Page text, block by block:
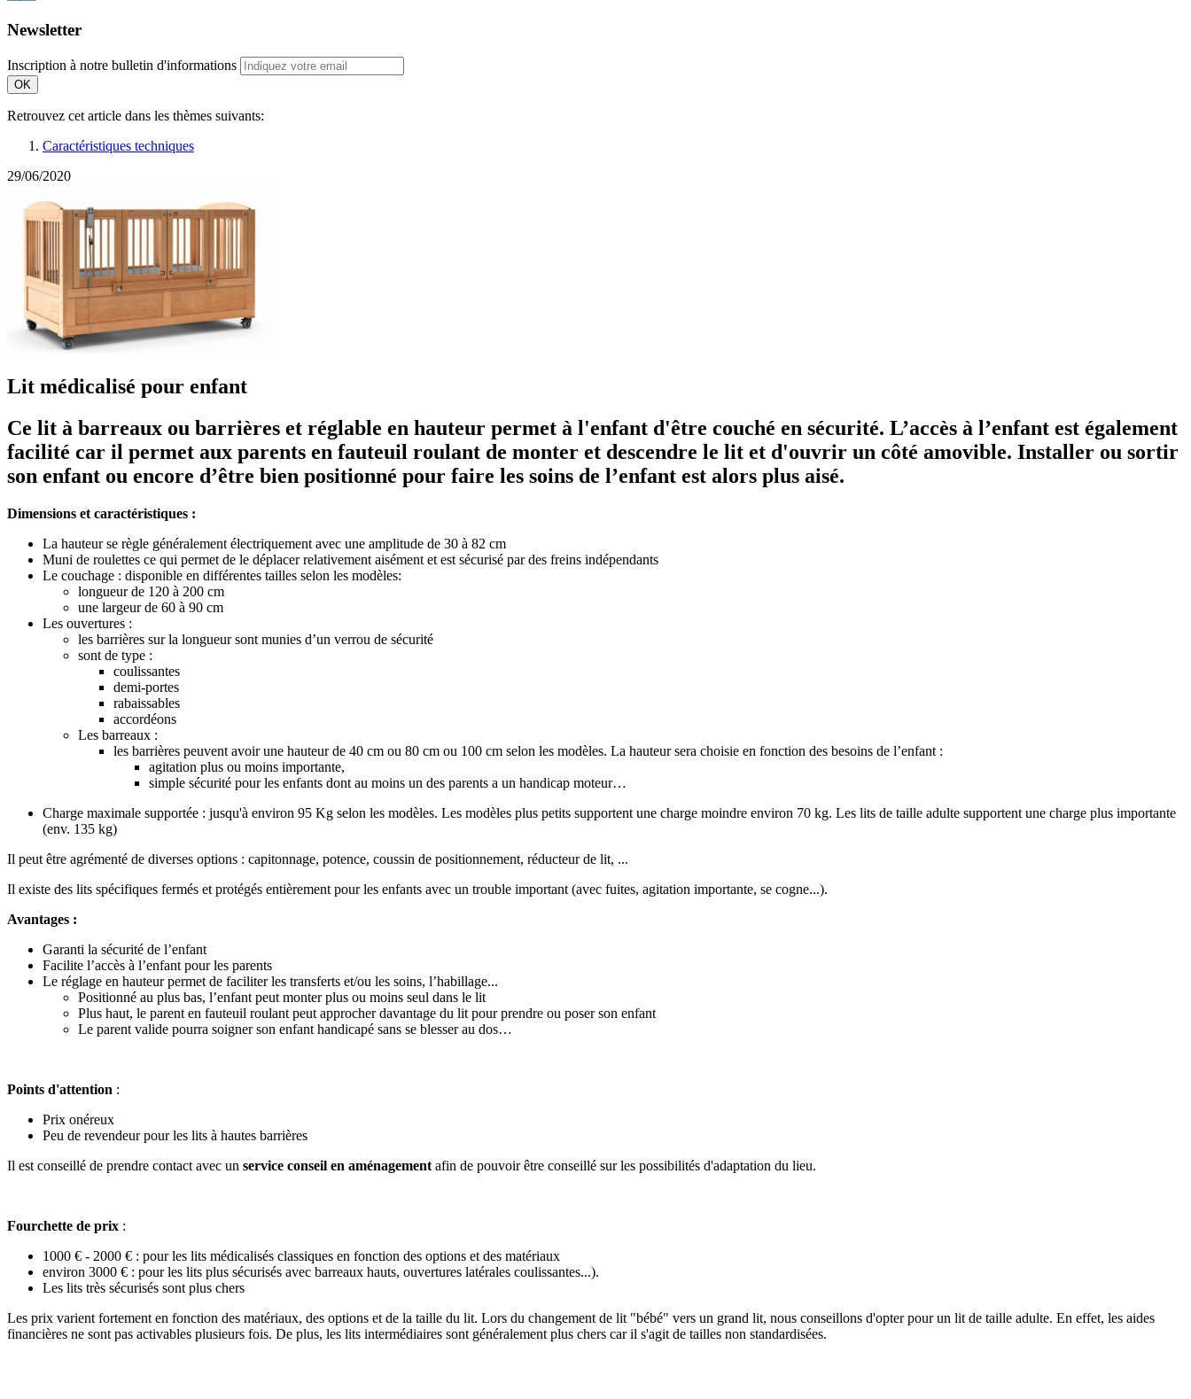
Newsletter
Inscription à notre bulletin d'informations
OK
Retrouvez cet article dans les thèmes suivants:
Caractéristiques techniques
29/06/2020
Lit médicalisé pour enfant
Ce lit à barreaux ou barrières et réglable en hauteur permet à l'enfant d'être couché en sécurité. L’accès à l’enfant est également
facilité car il permet aux parents en fauteuil roulant de monter et descendre le lit et d'ouvrir un côté amovible. Installer ou sortir
son enfant ou encore d’être bien positionné pour faire les soins de l’enfant est alors plus aisé.
Dimensions et caractéristiques :
La hauteur se règle généralement électriquement avec une amplitude de 30 à 82 cm
Muni de roulettes ce qui permet de le déplacer relativement aisément et est sécurisé par des freins indépendants
Le couchage : disponible en différentes tailles selon les modèles:
longueur de 120 à 200 cm
une largeur de 60 à 90 cm
Les ouvertures :
les barrières sur la longueur sont munies d’un verrou de sécurité
sont de type :
coulissantes
demi-portes
rabaissables
accordéons
Les barreaux :
les barrières peuvent avoir une hauteur de 40 cm ou 80 cm ou 100 cm selon les modèles. La hauteur sera choisie en fonction des besoins de l’enfant :
agitation plus ou moins importante,
simple sécurité pour les enfants dont au moins un des parents a un handicap moteur…
Charge maximale supportée : jusqu'à environ 95 Kg selon les modèles. Les modèles plus petits supportent une charge moindre environ 70 kg. Les lits de taille adulte supportent une charge plus importante
(env. 135 kg)
Il peut être agrémenté de diverses options : capitonnage, potence, coussin de positionnement, réducteur de lit, ...
Il existe des lits spécifiques fermés et protégés entièrement pour les enfants avec un trouble important (avec fuites, agitation importante, se cogne...).
Avantages :
Garanti la sécurité de l’enfant
Facilite l’accès à l’enfant pour les parents
Le réglage en hauteur permet de faciliter les transferts et/ou les soins, l’habillage...
Positionné au plus bas, l’enfant peut monter plus ou moins seul dans le lit
Plus haut, le parent en fauteuil roulant peut approcher davantage du lit pour prendre ou poser son enfant
Le parent valide pourra soigner son enfant handicapé sans se blesser au dos…
Points d'attention :
Prix onéreux
Peu de revendeur pour les lits à hautes barrières
Il est conseillé de prendre contact avec un service conseil en aménagement afin de pouvoir être conseillé sur les possibilités d'adaptation du lieu.
Fourchette de prix :
1000 € - 2000 € : pour les lits médicalisés classiques en fonction des options et des matériaux
environ 3000 € : pour les lits plus sécurisés avec barreaux hauts, ouvertures latérales coulissantes...).
Les lits très sécurisés sont plus chers
Les prix varient fortement en fonction des matériaux, des options et de la taille du lit. Lors du changement de lit "bébé" vers un grand lit, nous conseillons d'opter pour un lit de taille adulte. En effet, les aides
financières ne sont pas activables plusieurs fois. De plus, les lits intermédiaires sont généralement plus chers car il s'agit de tailles non standardisées.